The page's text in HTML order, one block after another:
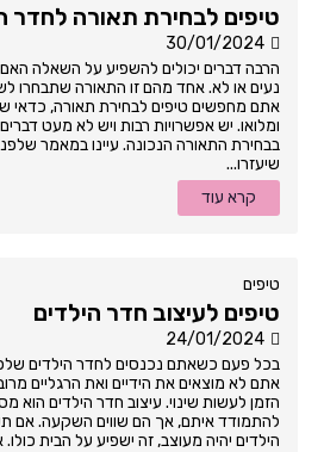
טיפים לבחירת תאורה לחדר
30/01/2024
הרבה דברים יכולים להשפיע על השאלה
נעים או לא. אחד מהם זו התאורה שתבחרו
אתם מחפשים טיפים לבחירת תאורה, כדאי
ומלואו. יש אפשרויות רבות ויש לא מעט
בבחירת התאורה הנכונה. עיינו במאמר
שיעזרו...
קרא עוד
טיפים
טיפים לעיצוב חדר הילדים
24/01/2024
בכל פעם כשאתם נכנסים לחדר הילדים
אתם לא מוצאים את הידיים ואת הרגליים
הזמן לעשות שינוי. עיצוב חדר הילדים הוא
להתמודד איתם, אך הם שווים השקעה. אם
הילדים יהיה מעוצב, זה ישפיע על הבית